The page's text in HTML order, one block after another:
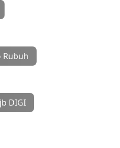
Rubuh
DIGI